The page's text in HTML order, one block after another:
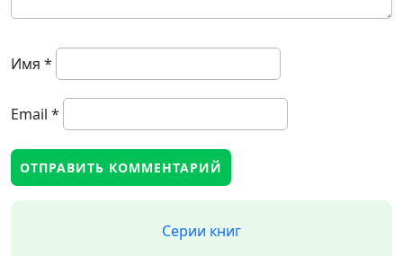
Имя *
Email *
Серии книг